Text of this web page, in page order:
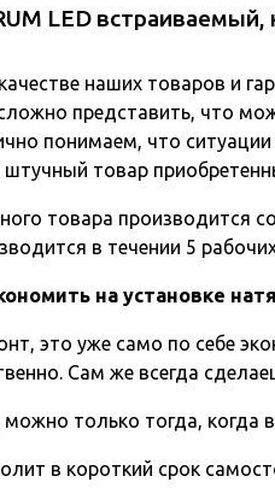
LED
наших товаров и
представить, что
понимаем, что
товар
товара производится
в течении 5
на установке
это уже само по себе
Сам же всегда
только тогда, когда
в короткий срок